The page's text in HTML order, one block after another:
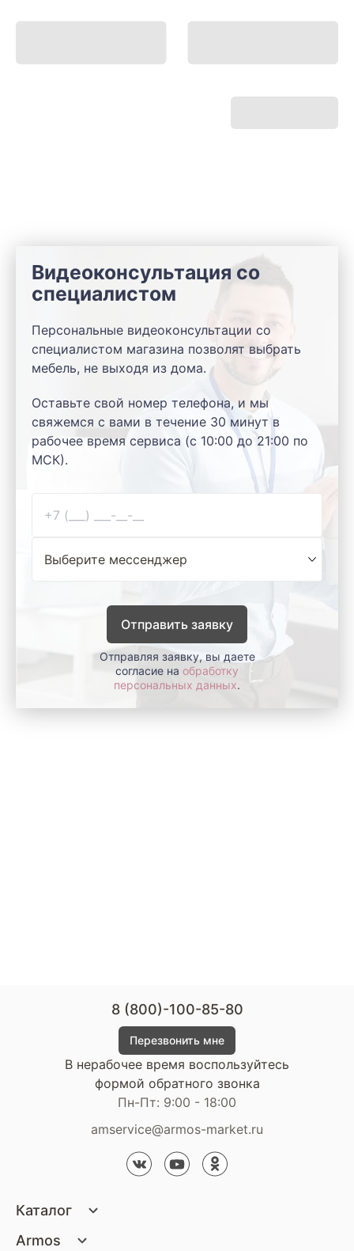
Видеоконсультация со
специалистом
Персональные видеоконсультации со
специалистом магазина позволят выбрать
мебель, не выходя из дома.
Оставьте свой номер телефона, и мы
свяжемся с вами в течение 30 минут в
рабочее время сервиса (с 10:00 до 21:00 по
МСК).
Отправить заявку
Отправляя заявку, вы даете
согласие на обработку
персональных данных.
Каталог
Armos
8 (800)-100-85-80
Перезвонить мне
В нерабочее время воспользуйтесь
формой обратного звонка
Пн-Пт: 9:00 - 18:00
amservice@armos-market.ru